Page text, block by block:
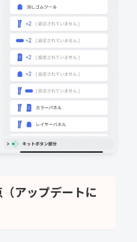
アップデートに